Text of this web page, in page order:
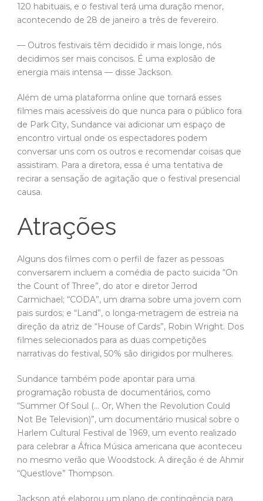
120 habituais, e o festival terá uma duração menor,
acontecendo de 28 de janeiro a três de fevereiro.
— Outros festivais têm decidido ir mais longe, nós
decidimos ser mais concisos. É uma explosão de
energia mais intensa — disse Jackson.
Além de uma plataforma online que tornará esses
filmes mais acessíveis do que nunca para o público fora
de Park City, Sundance vai adicionar um espaço de
encontro virtual onde os espectadores podem
conversar uns com os outros e recomendar coisas que
assistiram. Para a diretora, essa é uma tentativa de
recirar a sensação de agitação que o festival presencial
causa.
Atrações
Alguns dos filmes com o perfil de fazer as pessoas
conversarem incluem a comédia de pacto suicida “On
the Count of Three”, do ator e diretor Jerrod
Carmichael; “CODA”, um drama sobre uma jovem com
pais surdos; e “Land”, o longa-metragem de estreia na
direção da atriz de “House of Cards”, Robin Wright. Dos
filmes selecionados para as duas competições
narrativas do festival, 50% são dirigidos por mulheres.
Sundance também pode apontar para uma
programação robusta de documentários, como
“Summer Of Soul (… Or, When the Revolution Could
Not Be Television)”, um documentário musical sobre o
Harlem Cultural Festival de 1969, um evento realizado
para celebrar a África Música americana que aconteceu
no mesmo verão que Woodstock. A direção é de Ahmir
“Questlove” Thompson.
Jackson até elaborou um plano de contingência para